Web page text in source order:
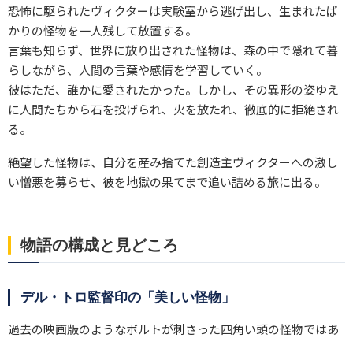
恐怖に駆られたヴィクターは実験室から逃げ出し、生まれたば
かりの怪物を一人残して放置する。
言葉も知らず、世界に放り出された怪物は、森の中で隠れて暮
らしながら、人間の言葉や感情を学習していく。
彼はただ、誰かに愛されたかった。しかし、その異形の姿ゆえ
に人間たちから石を投げられ、火を放たれ、徹底的に拒絶され
る。
絶望した怪物は、自分を産み捨てた創造主ヴィクターへの激し
い憎悪を募らせ、彼を地獄の果てまで追い詰める旅に出る。
物語の構成と見どころ
デル・トロ監督印の「美しい怪物」
過去の映画版のようなボルトが刺さった四角い頭の怪物ではあ